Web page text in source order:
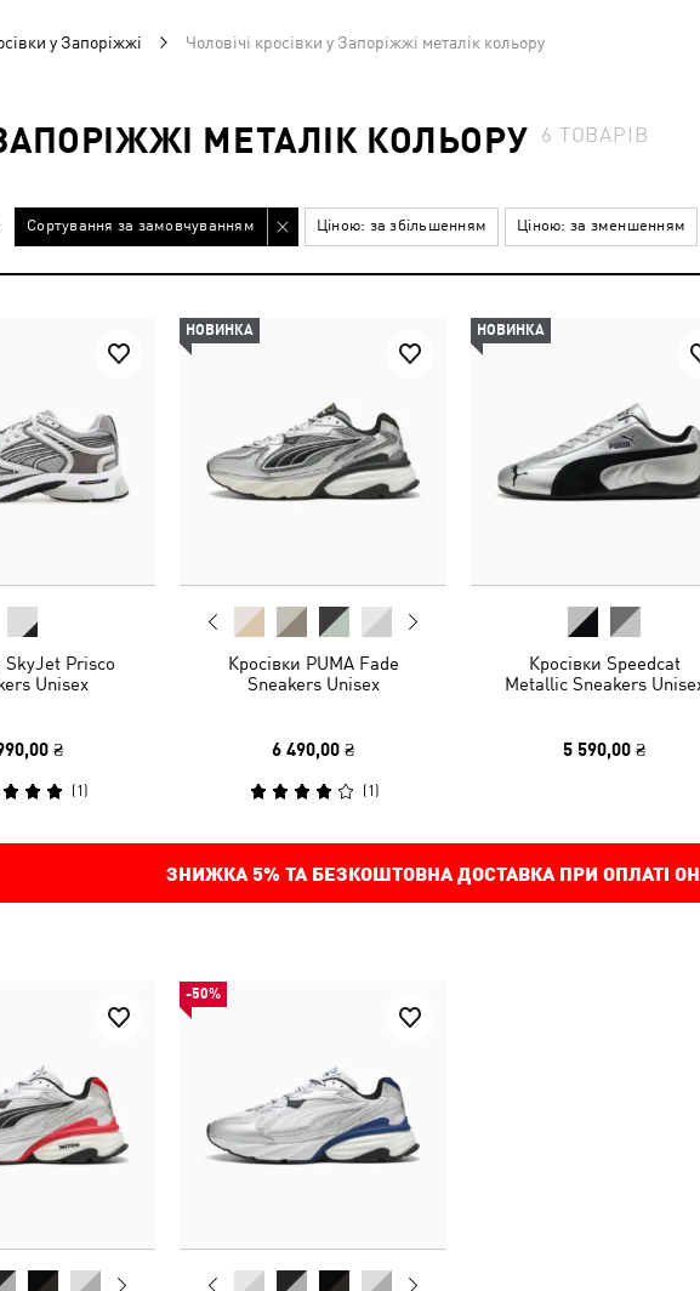
у Запоріжжі Чоловічі кросівки у Запоріжжі металік кольору
МЕТАЛІК КОЛЬОРУ 6 ТОВАРІВ
Сортування за замовчуванням Ціною: за збільшенням Ціною: за зменшенням
SkyJet Prisco
Unisex
₴
(1 )
НОВИНКА
Кросівки PUMA Fade
Sneakers Unisex
6 490,00 ₴
(1 )
НОВИНКА
Кросівки Speedcat
Metallic Sneakers
5 590,00 ₴
ЗНИЖКА 5% ТА БЕЗКОШТОВНА ДОСТАВКА ПРИ ОПЛАТІ
-50%